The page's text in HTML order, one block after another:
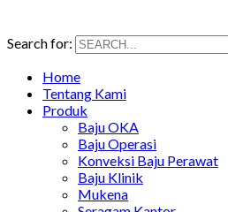
Search for:
Home
Tentang Kami
Produk
Baju OKA
Baju Operasi
Konveksi Baju Perawat
Baju Klinik
Mukena